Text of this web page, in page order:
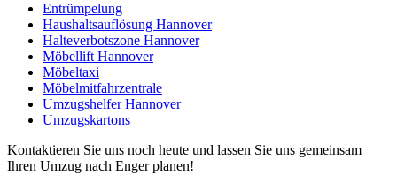
Entrümpelung
Haushaltsauflösung Hannover
Halteverbotszone Hannover
Möbellift Hannover
Möbeltaxi
Möbelmitfahrzentrale
Umzugshelfer Hannover
Umzugskartons
Kontaktieren Sie uns noch heute und lassen Sie uns gemeinsam
Ihren Umzug nach Enger planen!